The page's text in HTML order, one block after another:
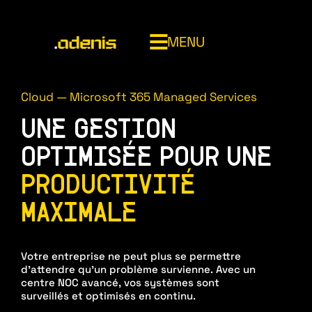
MENU
014820707
ADENIS
INFOGÉRANCE (MSP)
Service desk
Asset management
Bouclier cyber
SOC 24/7 Adenis
CLOUD & SOUVERAINETÉ
Microsoft 365 managed services
Cloud — Microsoft 365 Managed Services
UNE GESTION
OPTIMISÉE POUR UNE
PRODUCTIVITÉ
MAXIMALE
Votre entreprise ne peut plus se permettre
d’attendre qu’un problème survienne. Avec un
centre NOC avancé, vos systèmes sont
surveillés et optimisés en continu.